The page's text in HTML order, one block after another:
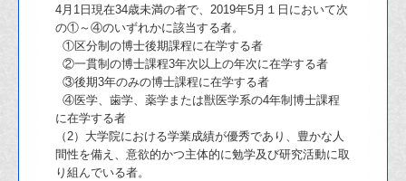
4月1日現在34歳未満の者で、2019年5月１日において次
の①～④のいずれかに該当する者。
①区分制の博士後期課程に在学する者
②一貫制の博士課程3年次以上の年次に在学する者
③後期3年のみの博士課程に在学する者
④医学、歯学、薬学または獣医学系の4年制博士課程
に在学する者
（2）大学院における学業成績が優秀であり、豊かな人
間性を備え、意欲的かつ主体的に勉学及び研究活動に取
り組んでいる者。